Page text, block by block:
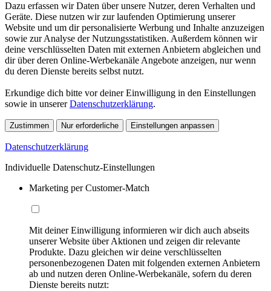
Dazu erfassen wir Daten über unsere Nutzer, deren Verhalten und
Geräte. Diese nutzen wir zur laufenden Optimierung unserer
Website und um dir personalisierte Werbung und Inhalte anzuzeigen
sowie zur Analyse der Nutzungsstatistiken. Außerdem können wir
deine verschlüsselten Daten mit externen Anbietern abgleichen und
dir über deren Online-Werbekanäle Angebote anzeigen, nur wenn
du deren Dienste bereits selbst nutzt.
Erkundige dich bitte vor deiner Einwilligung in den Einstellungen
sowie in unsererDatenschutzerklärung.
Zustimmen Nur erforderliche Einstellungen anpassen
Datenschutzerklärung
Individuelle Datenschutz-Einstellungen
Marketing per Customer-Match
Mit deiner Einwilligung informieren wir dich auch abseits
unserer Website über Aktionen und zeigen dir relevante
Produkte. Dazu gleichen wir deine verschlüsselten
personenbezogenen Daten mit folgenden externen Anbietern
ab und nutzen deren Online-Werbekanäle, sofern du deren
Dienste bereits nutzt: